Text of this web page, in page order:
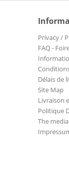
Privacy /
FAQ -
Délais de
Site Map
Livraison
Politique
The media